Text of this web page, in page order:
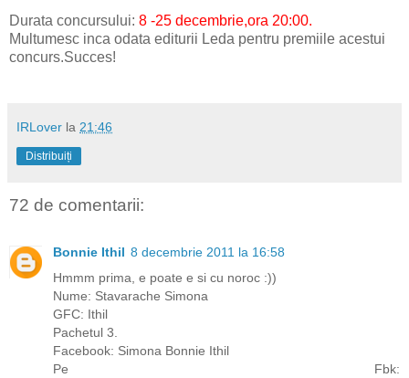
Durata concursului: 8 -25 decembrie,ora 20:00.
Multumesc inca odata editurii Leda pentru premiile acestui
concurs.Succes!
IRLover la 21:46
Distribuiți
72 de comentarii:
Bonnie Ithil 8 decembrie 2011 la 16:58
Hmmm prima, e poate e si cu noroc :))
Nume: Stavarache Simona
GFC: Ithil
Pachetul 3.
Facebook: Simona Bonnie Ithil
Pe Fbk: